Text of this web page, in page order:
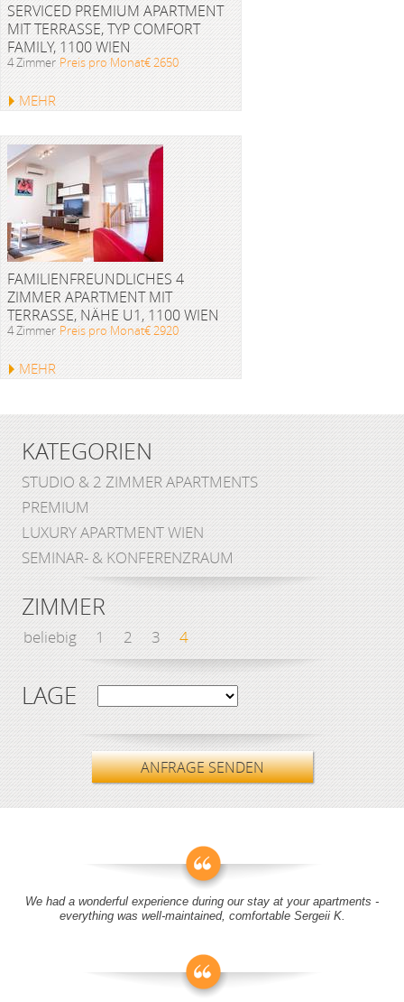
SERVICED PREMIUM APARTMENT
MIT TERRASSE, TYP COMFORT
FAMILY, 1100 WIEN
4 Zimmer Preis pro Monat€ 2650
MEHR
FAMILIENFREUNDLICHES 4
ZIMMER APARTMENT MIT
TERRASSE, NÄHE U1, 1100 WIEN
4 Zimmer Preis pro Monat€ 2920
MEHR
KATEGORIEN
STUDIO & 2 ZIMMER APARTMENTS
PREMIUM
LUXURY APARTMENT WIEN
SEMINAR- & KONFERENZRAUM
ZIMMER
beliebig 1 2 3 4
LAGE
ANFRAGE SENDEN
We had a wonderful experience during our stay at your apartments -
everything was well-maintained, comfortable Sergeii K.